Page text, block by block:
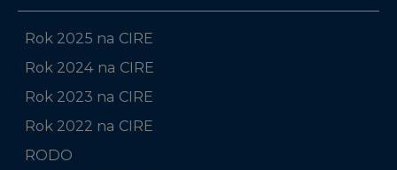
Rok 2025 na CIRE
Rok 2024 na CIRE
Rok 2023 na CIRE
Rok 2022 na CIRE
RODO